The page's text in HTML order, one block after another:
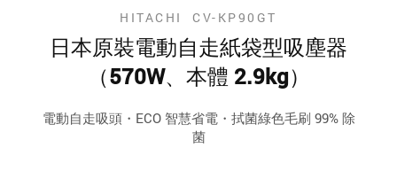
HITACHI CV-KP90GT
日本原裝電動自走紙袋型吸塵器
（570W、本體 2.9kg）
電動自走吸頭・ECO 智慧省電・拭菌綠色毛刷 99% 除
菌